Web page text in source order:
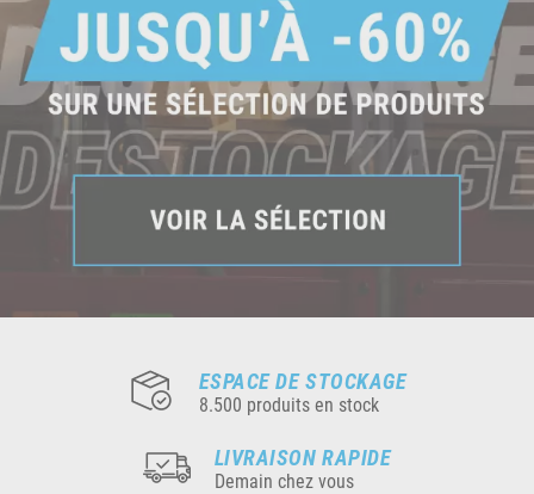
ESPACE DE STOCKAGE
8.500 produits en stock
LIVRAISON RAPIDE
Demain chez vous